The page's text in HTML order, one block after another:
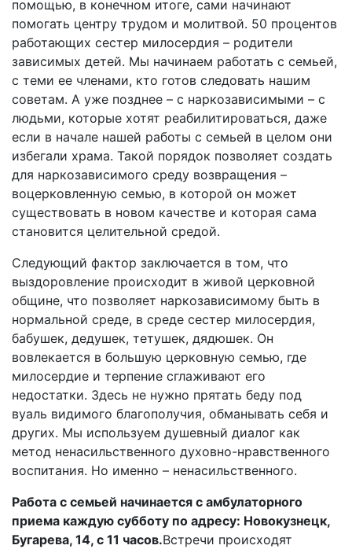
помощью, в конечном итоге, сами начинают
помогать центру трудом и молитвой. 50 процентов
работающих сестер милосердия – родители
зависимых детей. Мы начинаем работать с семьей,
с теми ее членами, кто готов следовать нашим
советам. А уже позднее – с наркозависимыми – с
людьми, которые хотят реабилитироваться, даже
если в начале нашей работы с семьей в целом они
избегали храма. Такой порядок позволяет создать
для наркозависимого среду возвращения –
воцерковленную семью, в которой он может
существовать в новом качестве и которая сама
становится целительной средой.
Следующий фактор заключается в том, что
выздоровление происходит в живой церковной
общине, что позволяет наркозависимому быть в
нормальной среде, в среде сестер милосердия,
бабушек, дедушек, тетушек, дядюшек. Он
вовлекается в большую церковную семью, где
милосердие и терпение сглаживают его
недостатки. Здесь не нужно прятать беду под
вуаль видимого благополучия, обманывать себя и
других. Мы используем душевный диалог как
метод ненасильственного духовно-нравственного
воспитания. Но именно – ненасильственного.
Работа с семьей начинается с амбулаторного
приема каждую субботу по адресу: Новокузнецк,
Бугарева, 14, с 11 часов.Встречи происходят